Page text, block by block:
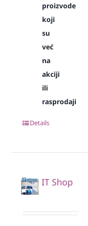
proizvode
koji
su
već
na
akciji
ili
rasprodaji
Details
IT Shop